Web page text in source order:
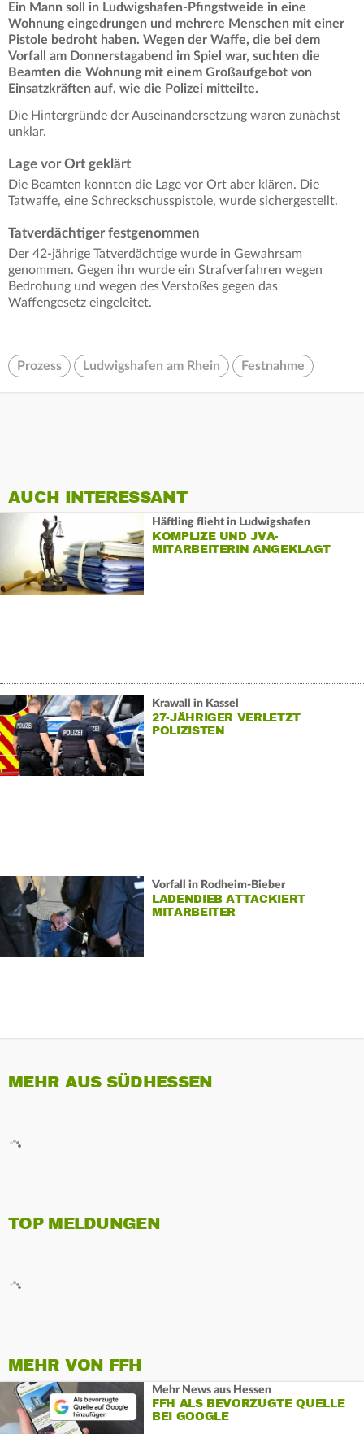
Ein Mann soll in Ludwigshafen-Pfingstweide in eine
Wohnung eingedrungen und mehrere Menschen mit einer
Pistole bedroht haben. Wegen der Waffe, die bei dem
Vorfall am Donnerstagabend im Spiel war, suchten die
Beamten die Wohnung mit einem Großaufgebot von
Einsatzkräften auf, wie die Polizei mitteilte.
Die Hintergründe der Auseinandersetzung waren zunächst
unklar.
Lage vor Ort geklärt
Die Beamten konnten die Lage vor Ort aber klären. Die
Tatwaffe, eine Schreckschusspistole, wurde sichergestellt.
Tatverdächtiger festgenommen
Der 42-jährige Tatverdächtige wurde in Gewahrsam
genommen. Gegen ihn wurde ein Strafverfahren wegen
Bedrohung und wegen des Verstoßes gegen das
Waffengesetz eingeleitet.
Prozess Ludwigshafen am Rhein Festnahme
AUCH INTERESSANT
Häftling flieht in Ludwigshafen
KOMPLIZE UND JVA-
MITARBEITERIN ANGEKLAGT
Krawall in Kassel
27-JÄHRIGER VERLETZT
POLIZISTEN
Vorfall in Rodheim-Bieber
LADENDIEB ATTACKIERT
MITARBEITER
MEHR AUS SÜDHESSEN
TOP MELDUNGEN
MEHR VON FFH
Mehr News aus Hessen
FFH ALS BEVORZUGTE QUELLE
BEI GOOGLE